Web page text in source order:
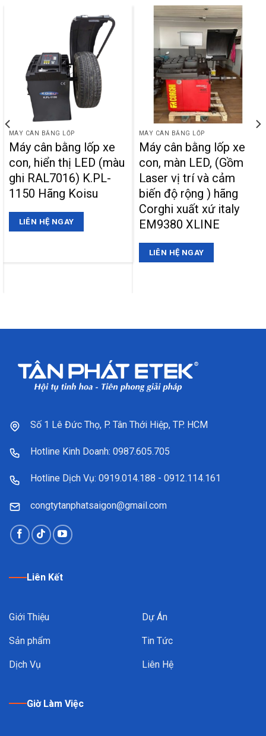
MÁY CÂN BẰNG LỐP
Máy cân bằng lốp xe
con, hiển thị LED (màu
ghi RAL7016) K.PL-
1150 Hãng Koisu
LIÊN HỆ NGAY
MÁY CÂN BẰNG LỐP
Máy cân bằng lốp xe
con, màn LED, (Gồm
Laser vị trí và cảm
biến độ rộng ) hãng
Corghi xuất xứ italy
EM9380 XLINE
LIÊN HỆ NGAY
Số 1 Lê Đức Thọ, P. Tân Thới Hiệp, TP. HCM
Hotline Kinh Doanh: 0987.605.705
Hotline Dịch Vụ: 0919.014.188 - 0912.114.161
congtytanphatsaigon@gmail.com
Liên Kết
Giới Thiệu
Sản phẩm
Dịch Vụ
Dự Án
Tin Tức
Liên Hệ
Giờ Làm Việc